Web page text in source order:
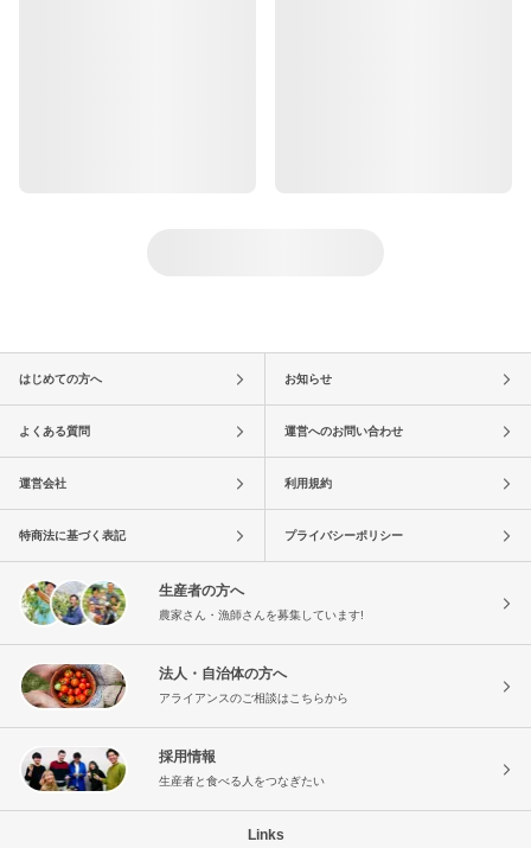
はじめての方へ お知らせ
よくある質問 運営へのお問い合わせ
運営会社 利用規約
特商法に基づく表記 プライバシーポリシー
生産者の方へ
農家さん・漁師さんを募集しています!
法人・自治体の方へ
アライアンスのご相談はこちらから
採用情報
生産者と食べる人をつなぎたい
Links